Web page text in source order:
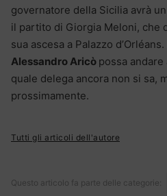
governatore della Sicilia avrà
il partito di Giorgia Meloni, che
sua ascesa a Palazzo
Alessandro Aricò possa andare
quale delega ancora non si sa,
prossimamente.
Tutti gli articoli dell'autore
Questo articolo fa parte delle categorie: